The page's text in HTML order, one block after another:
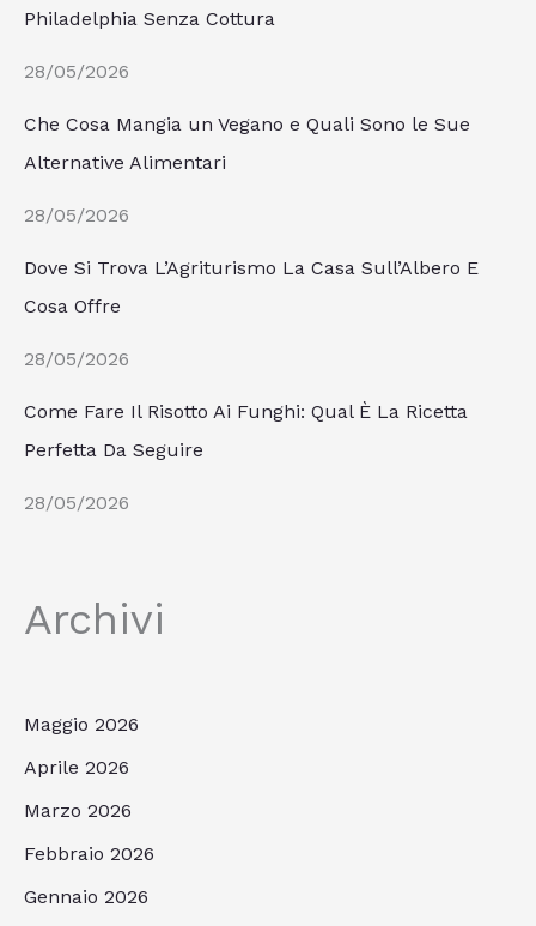
Philadelphia Senza Cottura
28/05/2026
Che Cosa Mangia un Vegano e Quali Sono le Sue
Alternative Alimentari
28/05/2026
Dove Si Trova L’Agriturismo La Casa Sull’Albero E
Cosa Offre
28/05/2026
Come Fare Il Risotto Ai Funghi: Qual È La Ricetta
Perfetta Da Seguire
28/05/2026
Archivi
Maggio 2026
Aprile 2026
Marzo 2026
Febbraio 2026
Gennaio 2026